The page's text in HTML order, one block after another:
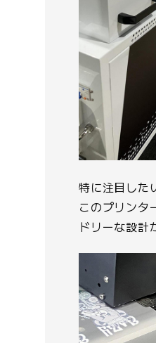
特に注目した
このプリンタ
ドリーな設計